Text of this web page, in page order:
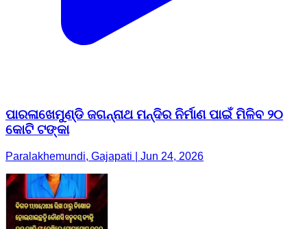
ପାରଳାଖେମୁଣ୍ଡି ଜଗନ୍ନାଥ ମନ୍ଦିର ନିର୍ମାଣ ପାଇଁ ମିଳିବ ୨୦
କୋଟି ଟଙ୍କା
Paralakhemundi, Gajapati | Jun 24, 2026